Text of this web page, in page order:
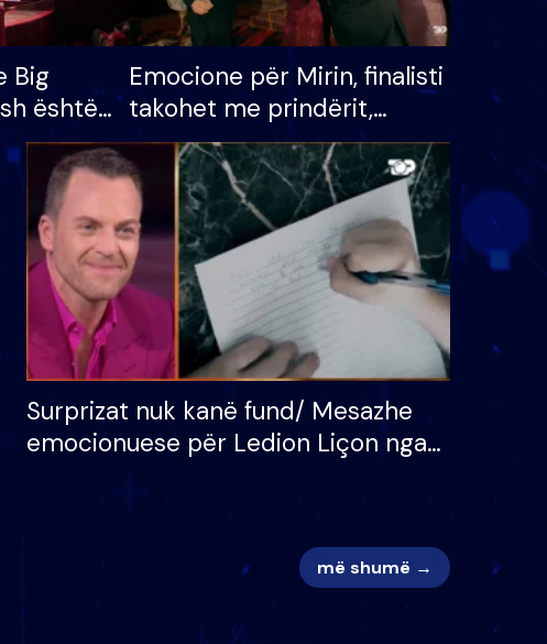
Big
është
shtëpinë
për
madh
Emocione për Mirin, finalisti
takohet me prindërit,
vajzën dhe bashkëshorten:
S’kemi ndonjë letër divorci
apo jo?
Surprizat nuk kanë fund/ Mesazhe
emocionuese për Ledion Liçon nga
më shumë →